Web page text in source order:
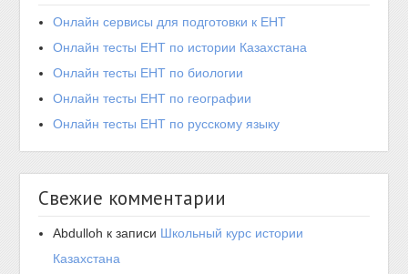
Онлайн сервисы для подготовки к ЕНТ
Онлайн тесты ЕНТ по истории Казахстана
Онлайн тесты ЕНТ по биологии
Онлайн тесты ЕНТ по географии
Онлайн тесты ЕНТ по русскому языку
Свежие комментарии
Abdulloh к записи Школьный курс истории
Казахстана